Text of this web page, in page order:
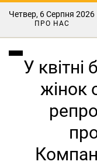
Четвер, 6 Серпня 2026
ПРО НАС
У квітні
жінок